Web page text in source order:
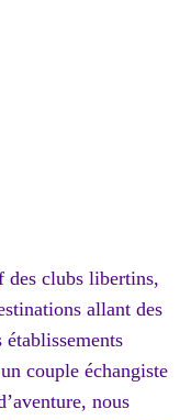
des clubs libertins,
allant des
couple échangiste
nous